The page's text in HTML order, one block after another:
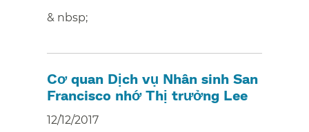
& nbsp;
Cơ quan Dịch vụ Nhân sinh San
Francisco nhớ Thị trưởng Lee​​
12/12/2017